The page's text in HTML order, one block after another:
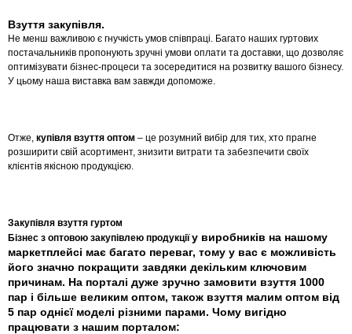
Взуття закупівля.
Не менш важливою є гнучкість умов співпраці. Багато наших гуртових
постачальників пропонують зручні умови оплати та доставки, що дозволяє
оптимізувати бізнес-процеси та зосередитися на розвитку вашого бізнесу.
У цьому наша виставка вам завжди допоможе.
Отже, купівля взуття оптом – це розумний вибір для тих, хто прагне
розширити свій асортимент, знизити витрати та забезпечити своїх
клієнтів якісною продукцією.
Закупівля взуття гуртом
Бізнес з оптовою закупівлею продукціїу виробників на нашому
маркетплейсі має багато переваг, тому у вас є можливість
його значно покращити завдяки декільким ключовим
причинам. На порталі дуже зручно замовити взуття 1000
пар і більше великим оптом, також взуття малим оптом від
5 пар однієї моделі різними парами. Чому вигідно
працювати з нашим порталом: